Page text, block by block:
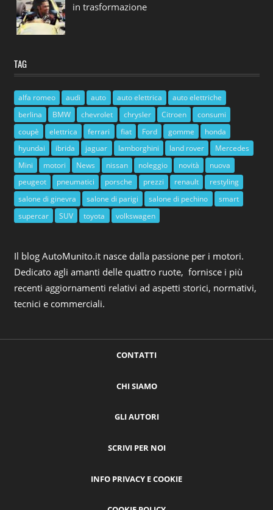
in trasformazione
TAG
alfa romeo audi auto auto elettrica
auto elettriche
berlina
BMW chevrolet chrysler Citroen
consumi
coupè
elettrica ferrari fiat Ford gomme
honda
hyundai
ibrida jaguar lamborghini land rover
Mercedes
Mini
motori News nissan noleggio novità
nuova
peugeot
pneumatici porsche prezzi renault
restyling
salone di ginevra
salone di parigi salone di pechino
smart
supercar
SUV toyota volkswagen
Il blog AutoMunito.it nasce dalla passione per i motori.
Dedicato agli amanti delle quattro ruote, fornisce i più
recenti aggiornamenti relativi ad aspetti storici, normativi,
tecnici e commerciali.
CONTATTI
CHI SIAMO
GLI AUTORI
SCRIVI PER NOI
INFO PRIVACY E COOKIE